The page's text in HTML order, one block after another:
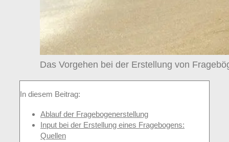
Das Vorgehen bei der Erstellung von
In diesem Beitrag:
Ablauf der Fragebogenerstellung
Input bei der Erstellung eines Fragebogens:
Quellen